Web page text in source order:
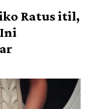
Ratus itil,